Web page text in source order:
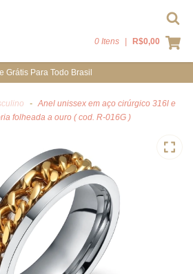
0 Itens R$0,00
Grátis Para Todo Brasil
- Anel unissex em aço cirúrgico 316l e
folheada a ouro ( cod. R-016G )